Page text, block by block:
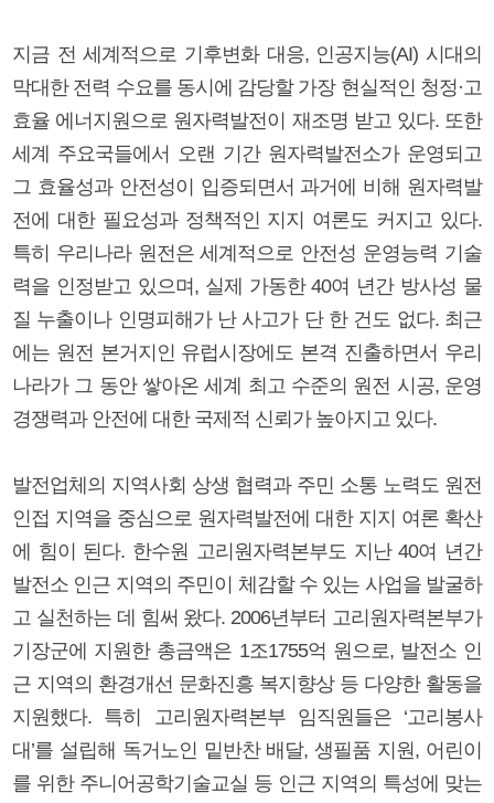
지금 전 세계적으로 기후변화 대응, 인공지능(AI) 시대의
막대한 전력 수요를 동시에 감당할 가장 현실적인 청정·고
효율 에너지원으로 원자력발전이 재조명 받고 있다. 또한
세계 주요국들에서 오랜 기간 원자력발전소가 운영되고
그 효율성과 안전성이 입증되면서 과거에 비해 원자력발
전에 대한 필요성과 정책적인 지지 여론도 커지고 있다.
특히 우리나라 원전은 세계적으로 안전성 운영능력 기술
력을 인정받고 있으며, 실제 가동한 40여 년간 방사성 물
질 누출이나 인명피해가 난 사고가 단 한 건도 없다. 최근
에는 원전 본거지인 유럽시장에도 본격 진출하면서 우리
나라가 그 동안 쌓아온 세계 최고 수준의 원전 시공, 운영
경쟁력과 안전에 대한 국제적 신뢰가 높아지고 있다.
발전업체의 지역사회 상생 협력과 주민 소통 노력도 원전
인접 지역을 중심으로 원자력발전에 대한 지지 여론 확산
에 힘이 된다. 한수원 고리원자력본부도 지난 40여 년간
발전소 인근 지역의 주민이 체감할 수 있는 사업을 발굴하
고 실천하는 데 힘써 왔다. 2006년부터 고리원자력본부가
기장군에 지원한 총금액은 1조1755억 원으로, 발전소 인
근 지역의 환경개선 문화진흥 복지향상 등 다양한 활동을
지원했다. 특히 고리원자력본부 임직원들은 ‘고리봉사
대’를 설립해 독거노인 밑반찬 배달, 생필품 지원, 어린이
를 위한 주니어공학기술교실 등 인근 지역의 특성에 맞는